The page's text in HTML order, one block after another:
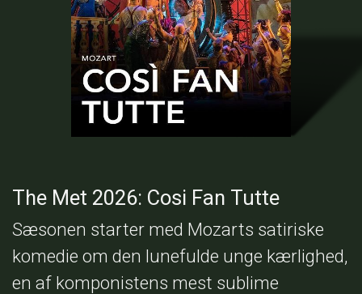
The Met 2026: Cosi Fan Tutte
Sæsonen starter med Mozarts satiriske
komedie om den lunefulde unge kærlighed,
en af komponistens mest sublime